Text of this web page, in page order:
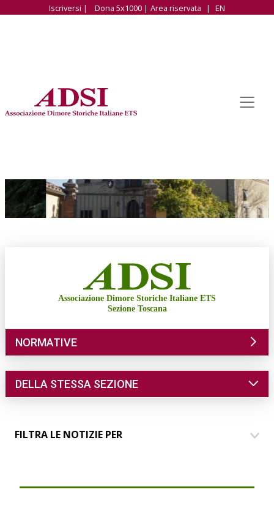
Iscriversi | Dona 5x1000 | Area riservata | EN
Associazione Dimore Storiche Italiane ETS
Sezione Toscana
NORMATIVE
DELLA STESSA SEZIONE
FILTRA LE NOTIZIE PER